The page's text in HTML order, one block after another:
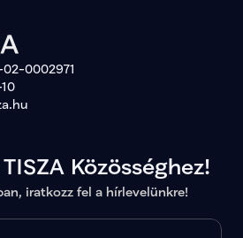
02-0002971
Közösséghez!
iratkozz fel a hírlevelünkre!